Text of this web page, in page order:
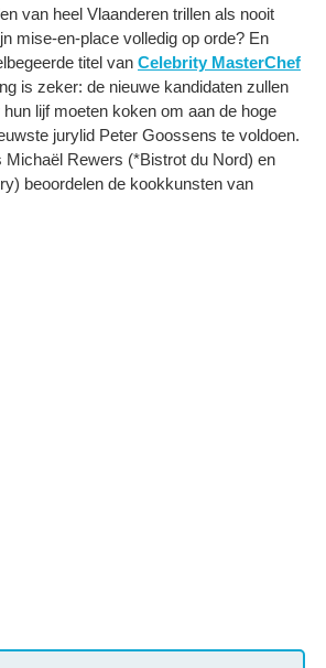
van heel Vlaanderen trillen als nooit
mise-en-place volledig op orde? En
titel van Celebrity MasterChef
is zeker: de nieuwe kandidaten zullen
lijf moeten koken om aan de hoge
jurylid Peter Goossens te voldoen.
Michaël Rewers (*Bistrot du Nord) en
beoordelen de kookkunsten van